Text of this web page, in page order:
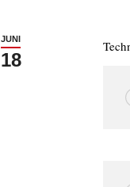
JUNI
18